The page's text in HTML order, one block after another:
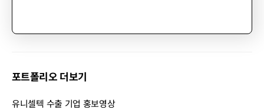
포트폴리오 더보기
유니셀텍 수출 기업 홍보영상